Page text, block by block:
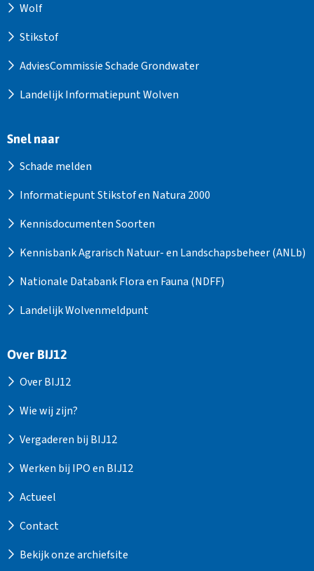
Wolf
Stikstof
AdviesCommissie Schade Grondwater
Landelijk Informatiepunt Wolven
Snel naar
Schade melden
Informatiepunt Stikstof en Natura 2000
Kennisdocumenten Soorten
Kennisbank Agrarisch Natuur- en Landschapsbeheer (ANLb)
Nationale Databank Flora en Fauna (NDFF)
Landelijk Wolvenmeldpunt
Over BIJ12
Over BIJ12
Wie wij zijn?
Vergaderen bij BIJ12
Werken bij IPO en BIJ12
Actueel
Contact
Bekijk onze archiefsite